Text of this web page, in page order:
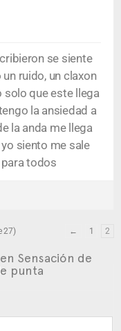
se siente
ruido, un claxon
solo que este llega
la ansiedad a
la anda me llega
siento me sale
todos
27) ← 1 2
Sensación de
punta